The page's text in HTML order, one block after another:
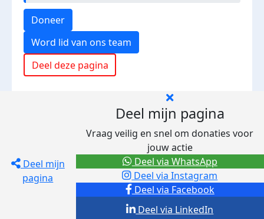
Doneer
Word lid van ons team
Deel deze pagina
Deel mijn
pagina
Deel mijn pagina
Vraag veilig en snel om donaties voor
jouw actie
Deel via Facebook
Deel via Instagram
Deel via LinkedIn
Deel via WhatsApp